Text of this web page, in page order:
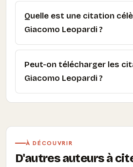
Quelle est une citation
Giacomo Leopardi ?
Peut-on télécharger les
Giacomo Leopardi ?
À DÉCOUVRIR
D'autres auteurs à